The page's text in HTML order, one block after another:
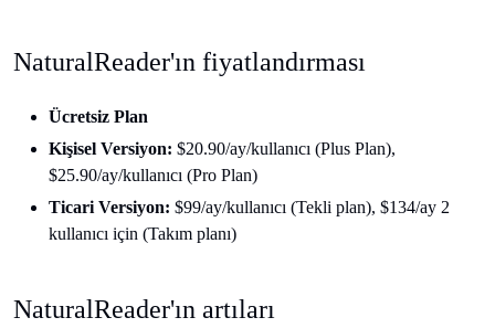
NaturalReader'ın fiyatlandırması
Ücretsiz Plan
Kişisel Versiyon: $20.90/ay/kullanıcı (Plus Plan),
$25.90/ay/kullanıcı (Pro Plan)
Ticari Versiyon: $99/ay/kullanıcı (Tekli plan), $134/ay 2
kullanıcı için (Takım planı)
NaturalReader'ın artıları